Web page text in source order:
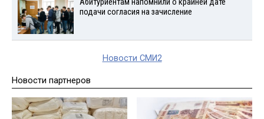
Абитуриентам напомнили о крайней дате
подачи согласия на зачисление
Новости СМИ2
Новости партнеров